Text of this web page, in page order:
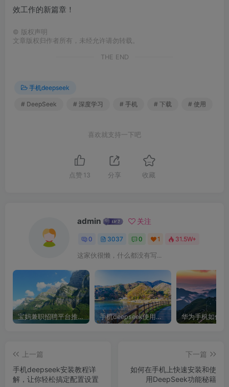
效工作的新篇章！
© 版权声明
文章版权归作者所有，未经允许请勿转载。
THE END
手机deepseek
# DeepSeek # 深度学习 # 手机 # 下载 # 使用
喜欢就支持一下吧
点赞 13 分享 收藏
admin 关注
0 3037 0 1 31.5W+
这家伙很懒，什么都没有写...
宝妈兼职招聘平台推荐，轻松找到理想工作！ 手机deepseek使用全攻略，轻松实现画图与炒股功能
上一篇
手机deepseek安装教程详
解，让你轻松搞定配置设置
下一篇
如何在手机上快速安装和使
用DeepSeek功能秘籍